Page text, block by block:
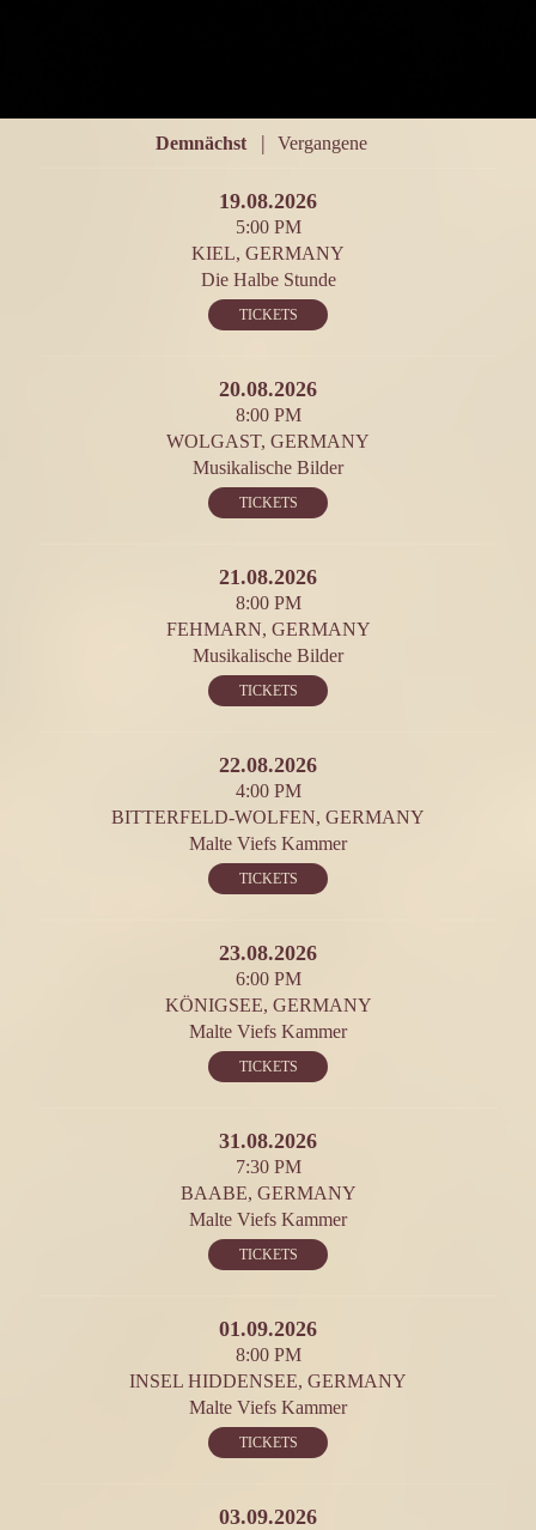
Demnächst | Vergangene
19.08.2026
5:00 PM
KIEL, GERMANY
Die Halbe Stunde
TICKETS
20.08.2026
8:00 PM
WOLGAST, GERMANY
Musikalische Bilder
TICKETS
21.08.2026
8:00 PM
FEHMARN, GERMANY
Musikalische Bilder
TICKETS
22.08.2026
4:00 PM
BITTERFELD-WOLFEN, GERMANY
Malte Viefs Kammer
TICKETS
23.08.2026
6:00 PM
KÖNIGSEE, GERMANY
Malte Viefs Kammer
TICKETS
31.08.2026
7:30 PM
BAABE, GERMANY
Malte Viefs Kammer
TICKETS
01.09.2026
8:00 PM
INSEL HIDDENSEE, GERMANY
Malte Viefs Kammer
TICKETS
03.09.2026